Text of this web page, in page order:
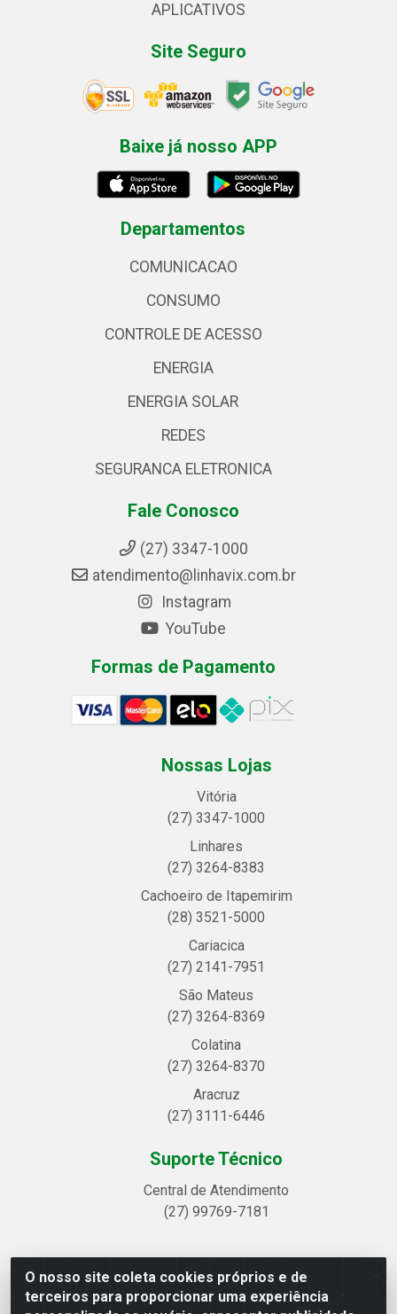
O nosso site coleta cookies próprios e de
terceiros para proporcionar uma experiência
APLICATIVOS
Site Seguro
Baixe já nosso APP
Departamentos
COMUNICACAO
CONSUMO
CONTROLE DE ACESSO
ENERGIA
ENERGIA SOLAR
REDES
SEGURANCA ELETRONICA
Fale Conosco
(27) 3347-1000
atendimento@linhavix.com.br
Instagram
YouTube
Formas de Pagamento
Nossas Lojas
Vitória
(27) 3347-1000
Linhares
(27) 3264-8383
Cachoeiro de Itapemirim
(28) 3521-5000
Cariacica
(27) 2141-7951
São Mateus
(27) 3264-8369
Colatina
(27) 3264-8370
Aracruz
(27) 3111-6446
Suporte Técnico
Central de Atendimento
(27) 99769-7181
Linhavix Distribuidora LTDA - Avenida Alegre, 2521 -
Quadra314 Lote 05 e 07 - Shell, Linhares/ES - CEP